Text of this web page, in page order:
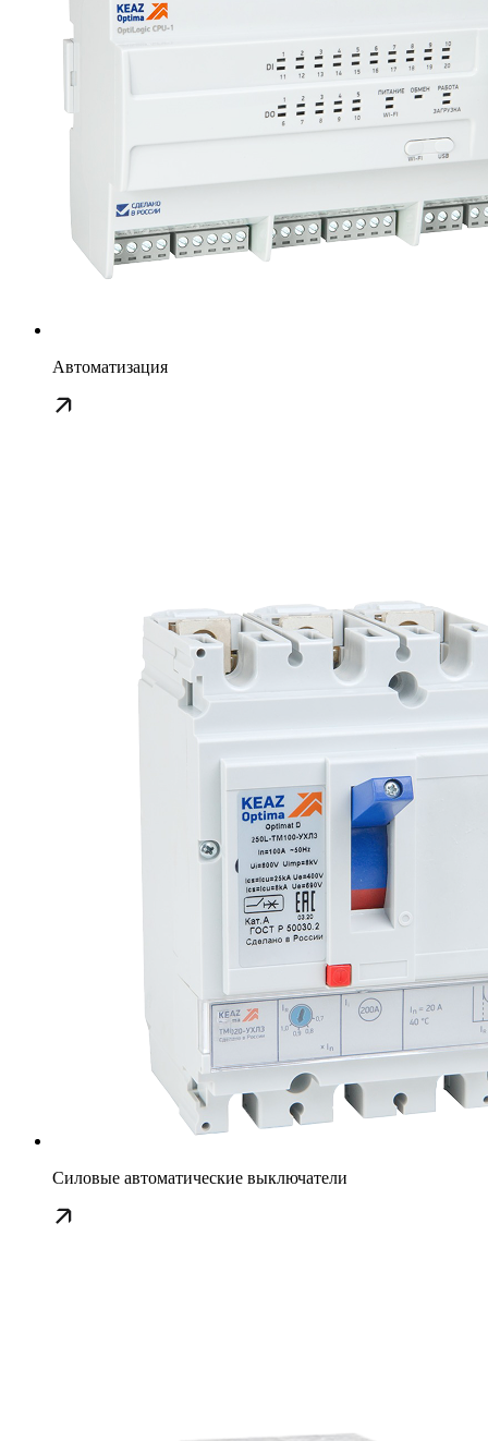
Автоматизация
Силовые автоматические выключатели